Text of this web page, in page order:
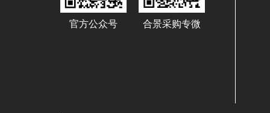
官方公众号 合景采购专微